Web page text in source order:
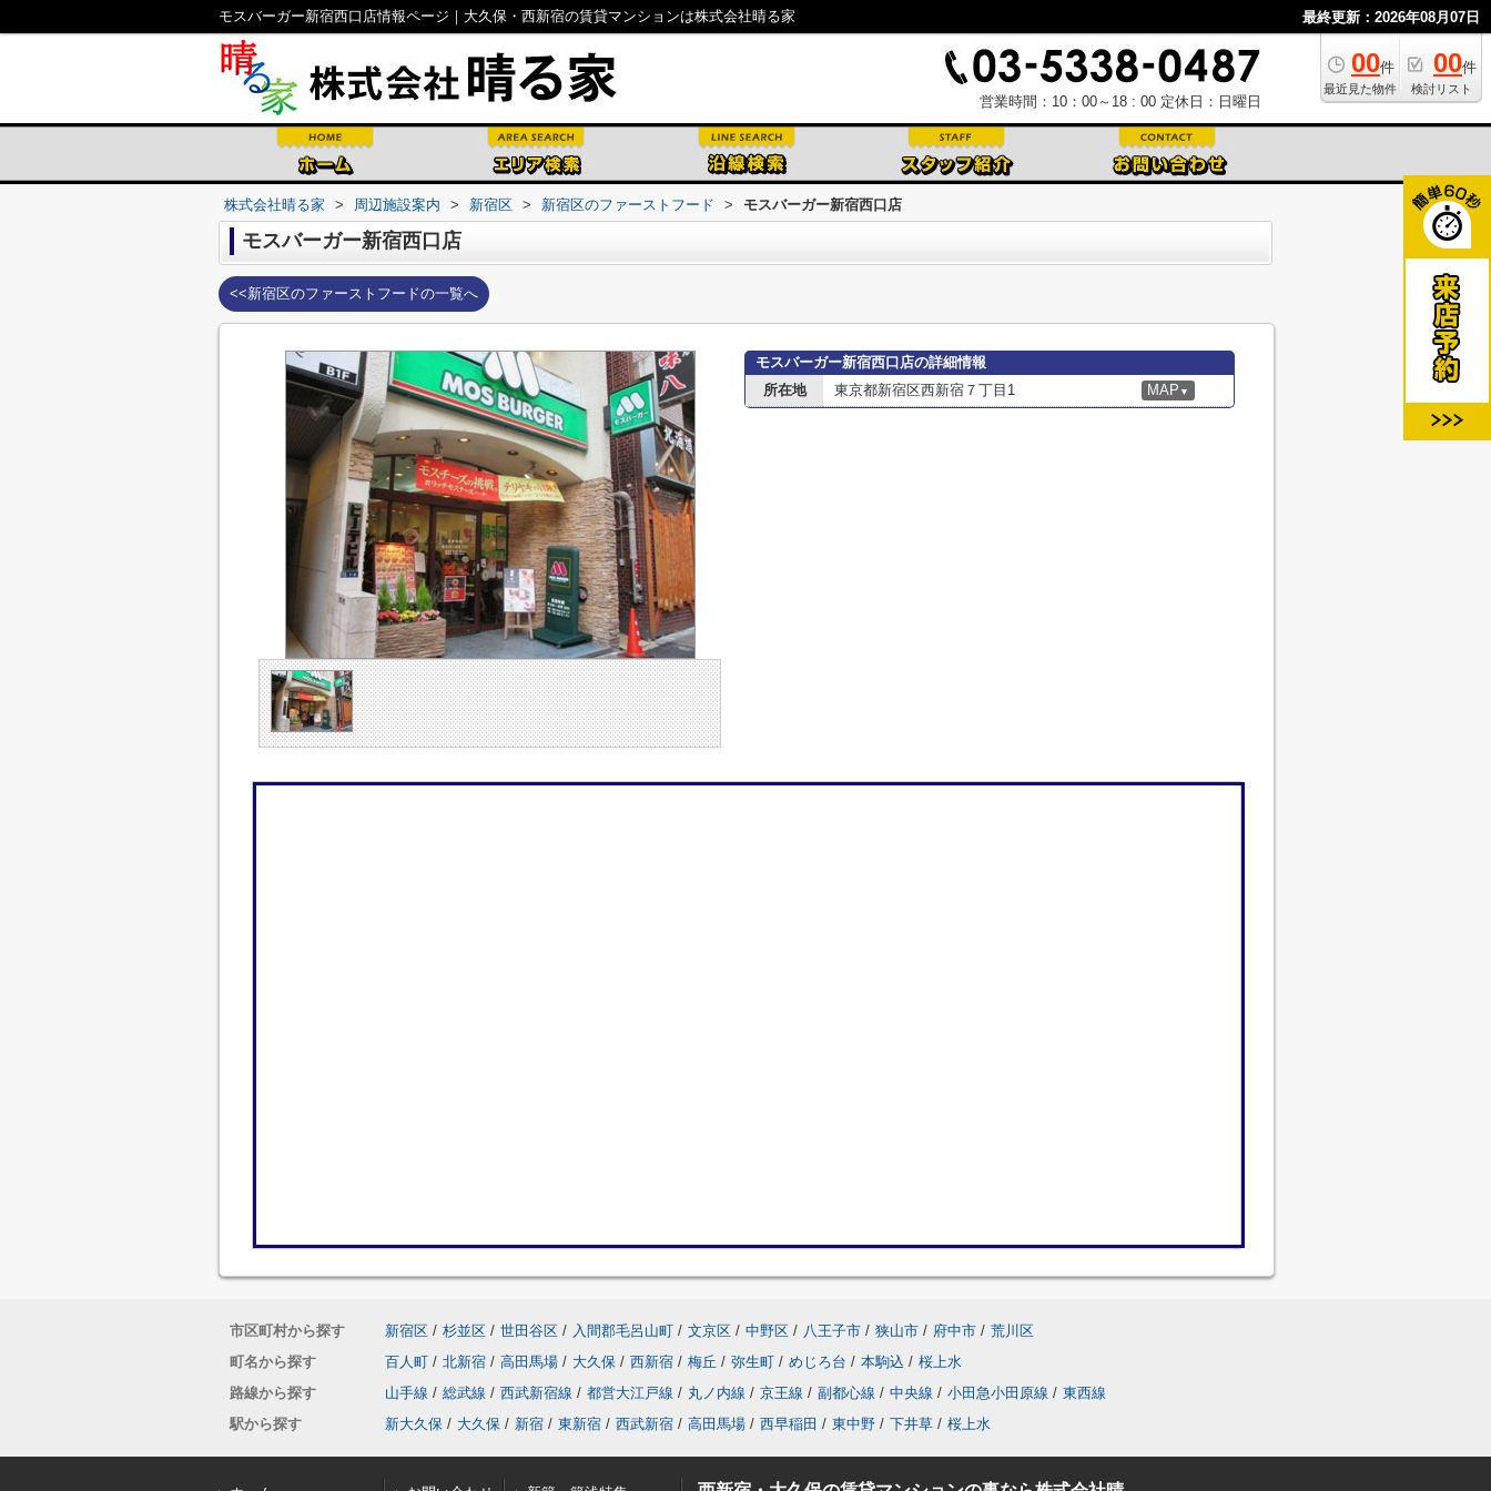
モスバーガー新宿西口店情報ページ｜大久保・西新宿の賃貸マンションは株式会社晴る家 最終更新：2026年08月07日
00件
最近見た物件
00件
検討リスト
営業時間：10：00～18 : 00 定休日：日曜日
株式会社晴る家 > 周辺施設案内 > 新宿区 > 新宿区のファーストフード > モスバーガー新宿西口店
モスバーガー新宿西口店
<<新宿区のファーストフードの一覧へ
モスバーガー新宿西口店の詳細情報
所在地
東京都新宿区西新宿７丁目1 MAP ▼
市区町村から探す 新宿区 / 杉並区 / 世田谷区 / 入間郡毛呂山町 / 文京区 / 中野区 / 八王子市 / 狭山市 / 府中市 / 荒川区
町名から探す
百人町 / 北新宿 / 高田馬場 / 大久保 / 西新宿 / 梅丘 / 弥生町 / めじろ台 / 本駒込 / 桜上水
路線から探す
山手線 / 総武線 / 西武新宿線 / 都営大江戸線 / 丸ノ内線 / 京王線 / 副都心線 / 中央線 / 小田急小田原線 / 東西線
駅から探す
新大久保 / 大久保 / 新宿 / 東新宿 / 西武新宿 / 高田馬場 / 西早稲田 / 東中野 / 下井草 / 桜上水